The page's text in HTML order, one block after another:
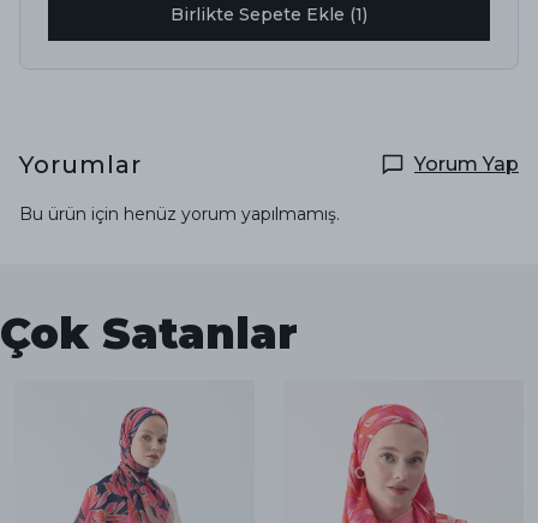
Birlikte Sepete Ekle (1)
Yorumlar Yorum Yap
Bu ürün için henüz yorum yapılmamış.
Çok Satanlar